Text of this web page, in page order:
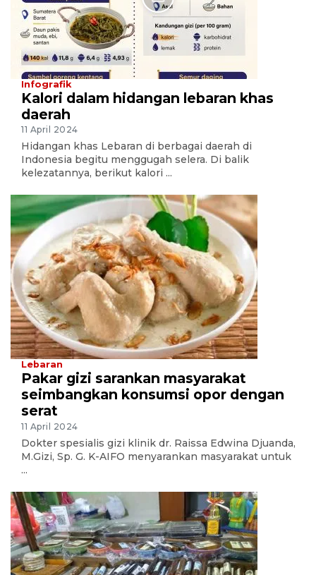
Infografik
Kalori dalam hidangan lebaran khas
daerah
11 April 2024
Hidangan khas Lebaran di berbagai daerah di
Indonesia begitu menggugah selera. Di balik
kelezatannya, berikut kalori ...
Lebaran
Pakar gizi sarankan masyarakat
seimbangkan konsumsi opor dengan
serat
11 April 2024
Dokter spesialis gizi klinik dr. Raissa Edwina Djuanda,
M.Gizi, Sp. G. K-AIFO menyarankan masyarakat untuk
...